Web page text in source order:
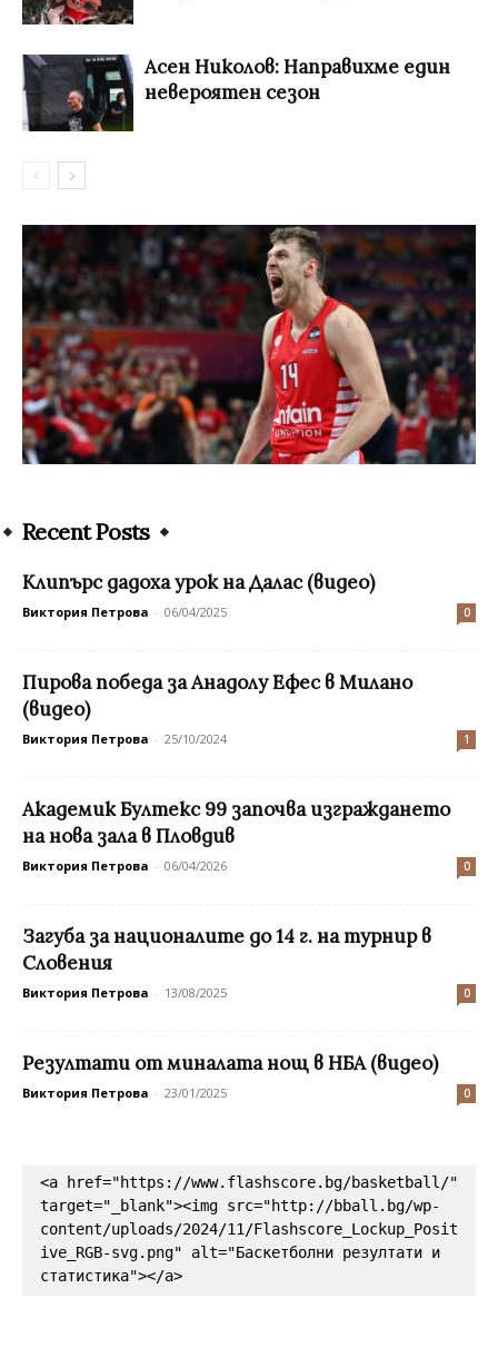
Асен Николов: Направихме един
невероятен сезон
Recent Posts
Клипърс дадоха урок на Далас (видео)
Виктория Петрова - 06/04/2025 0
Пирова победа за Анадолу Ефес в Милано
(видео)
Виктория Петрова - 25/10/2024 1
Академик Бултекс 99 започва изграждането
на нова зала в Пловдив
Виктория Петрова - 06/04/2026 0
Загуба за националите до 14 г. на турнир в
Словения
Виктория Петрова - 13/08/2025 0
Резултати от миналата нощ в НБА (видео)
Виктория Петрова - 23/01/2025 0
<a href="https://www.flashscore.bg/basketball/"
target="_blank"><img src="http://bball.bg/wp-
content/uploads/2024/11/Flashscore_Lockup_Posit
ive_RGB-svg.png" alt="Баскетболни резултати и
статистика"></a>